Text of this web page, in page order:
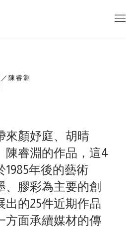
陳睿淵
來顏妤庭、胡晴
陳睿淵的作品，這4
1985年後的藝術
、膠彩為主要的創
出的25件近期作品
方面承續媒材的傳